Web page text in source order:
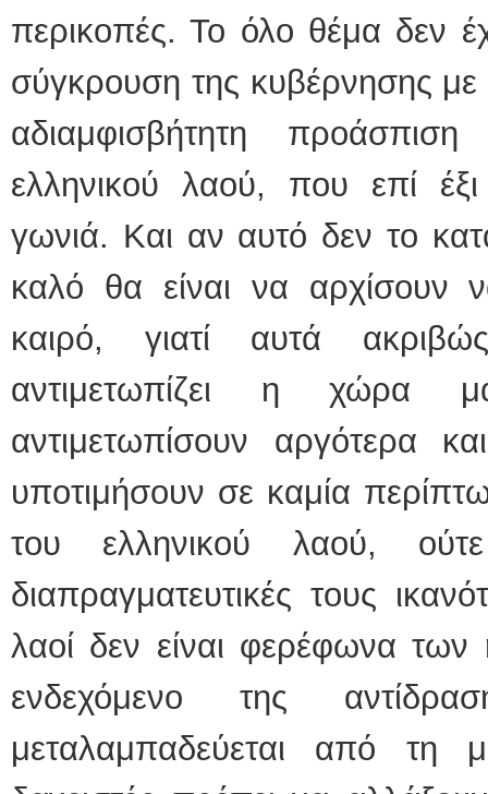
περικοπές. Το όλο θέμα δεν
σύγκρουση της κυβέρνησης με
αδιαμφισβήτητη
ελληνικού λαού, που επί
γωνιά. Και αν αυτό δεν το
καλό θα είναι να αρχίσουν
καιρό, γιατί αυτά
αντιμετωπίζει η χώρα
αντιμετωπίσουν αργότερα
υποτιμήσουν σε καμία
του ελληνικού λαού,
διαπραγματευτικές τους
λαοί δεν είναι φερέφωνα των
ενδεχόμενο της
μεταλαμπαδεύεται από